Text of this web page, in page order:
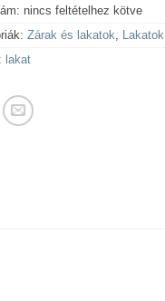
nincs feltételhez kötve
Zárak és lakatok, Lakatok
lakat